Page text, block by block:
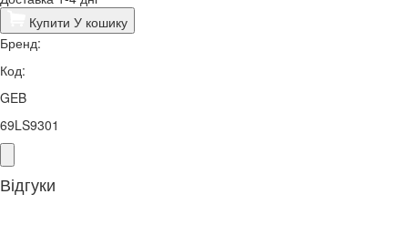
Купити У кошику
Бренд:
Код:
GEB
69LS9301
Відгуки